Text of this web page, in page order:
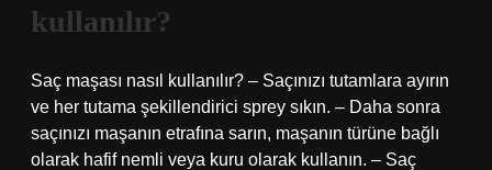
kullanılır?
Saç maşası nasıl kullanılır? – Saçınızı tutamlara ayırın
ve her tutama şekillendirici sprey sıkın. – Daha sonra
saçınızı maşanın etrafına sarın, maşanın türüne bağlı
olarak hafif nemli veya kuru olarak kullanın. – Saç